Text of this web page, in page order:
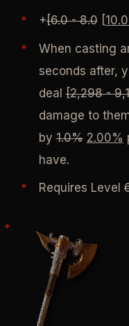
+[6.0 - 8.0
When casting
seconds after,
deal[2,298 -
damage to
by1.0% 2.00%
have.
Requires Level